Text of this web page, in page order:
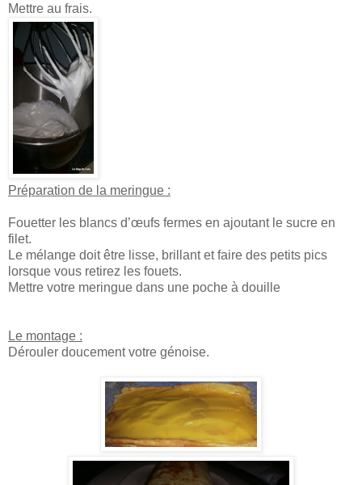
Mettre au frais.
Préparation de la meringue :
Fouetter les blancs d’œufs fermes en ajoutant le sucre en
filet.
Le mélange doit être lisse, brillant et faire des petits pics
lorsque vous retirez les fouets.
Mettre votre meringue dans une poche à douille
Le montage :
Dérouler doucement votre génoise.